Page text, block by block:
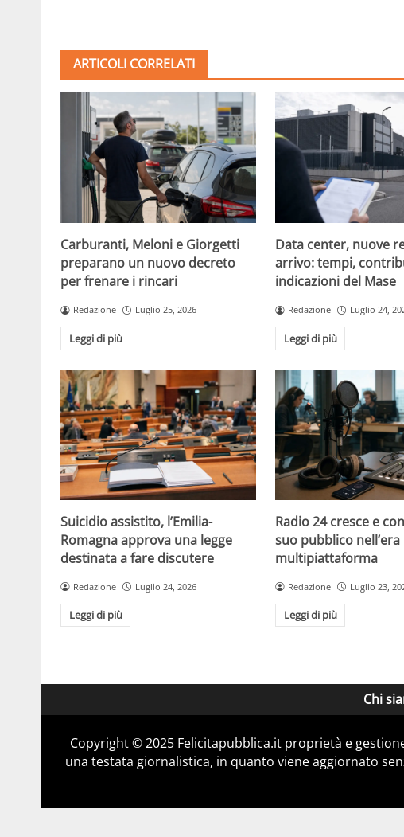
ARTICOLI CORRELATI
Carburanti, Meloni e Giorgetti
preparano un nuovo decreto
per frenare i rincari
Redazione Luglio 25, 2026
Leggi di più
Data center, nuove
arrivo: tempi,
indicazioni del Mase
Redazione Luglio 24,
Leggi di più
Suicidio assistito, l’Emilia-
Romagna approva una legge
destinata a fare discutere
Redazione Luglio 24, 2026
Leggi di più
Radio 24 cresce e
suo pubblico nell’era
multipiattaforma
Redazione Luglio 23,
Leggi di più
Chi
Copyright © 2025 Felicitapubblica.it proprietà e
una testata giornalistica, in quanto viene aggiornato